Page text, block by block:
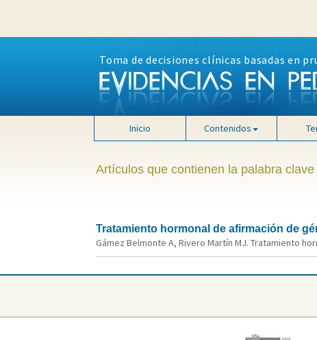
Toma de decisiones clínicas basadas en
Inicio Contenidos
Artículos que contienen la palabra
Tratamiento hormonal de afirmación de
Gámez Belmonte A, Rivero Martín MJ. Tratamiento